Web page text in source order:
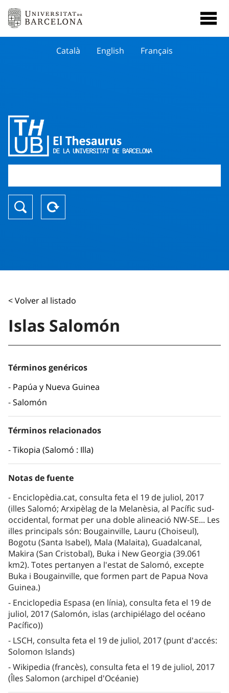
Català English Français
< Volver al listado
Islas Salomón
Términos genéricos
Papúa y Nueva Guinea
Salomón
Términos relacionados
Tikopia (Salomó : Illa)
Notas de fuente
Enciclopèdia.cat, consulta feta el 19 de juliol, 2017
(illes Salomó; Arxipèlag de la Melanèsia, al Pacífic sud-
occidental, format per una doble alineació NW-SE... Les
illes principals són: Bougainville, Lauru (Choiseul),
Bogotu (Santa Isabel), Mala (Malaita), Guadalcanal,
Makira (San Cristobal), Buka i New Georgia (39.061
km2). Totes pertanyen a l'estat de Salomó, excepte
Buka i Bougainville, que formen part de Papua Nova
Guinea.)
Enciclopedia Espasa (en línia), consulta feta el 19 de
juliol, 2017 (Salomón, islas (archipiélago del océano
Pacífico))
LSCH, consulta feta el 19 de juliol, 2017 (punt d'accés:
Solomon Islands)
Wikipedia (francès), consulta feta el 19 de juliol, 2017
(Îles Salomon (archipel d'Océanie)